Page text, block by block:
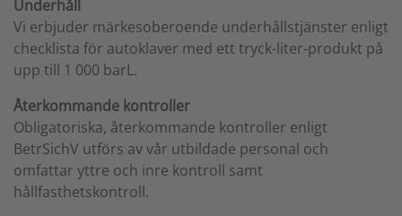
Underhåll
Vi erbjuder märkesoberoende underhållstjänster enligt
checklista för autoklaver med ett tryck-liter-produkt på
upp till 1 000 barL.
Återkommande kontroller
Obligatoriska, återkommande kontroller enligt
BetrSichV utförs av vår utbildade personal och
omfattar yttre och inre kontroll samt
hållfasthetskontroll.